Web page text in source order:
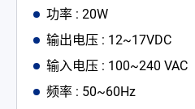
功率 : 20W
输出电压 : 12~17VDC
输入电压 : 100~240 VAC
频率 : 50~60Hz